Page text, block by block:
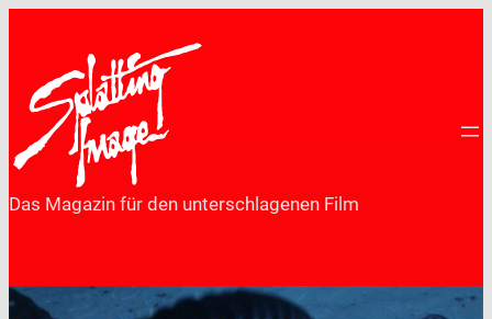
springen
Das Magazin für den unterschlagenen Film